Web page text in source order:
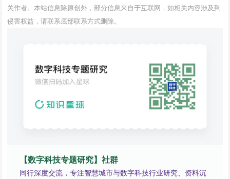
关作者。本站信息除原创外，部分信息来自于互联网，如相关内容涉及到
侵害权益，请联系底部联系方式删除。
【数字科技专题研究】社群
同行深度交流，专注智慧城市与数字科技行业研究、资料沉